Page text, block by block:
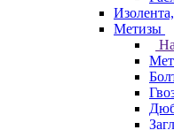
Метизы